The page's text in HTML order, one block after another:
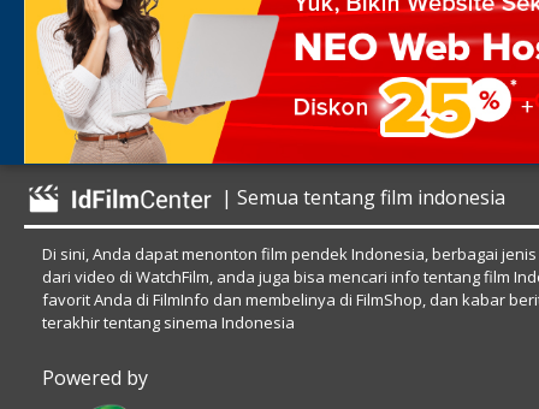
| Semua tentang film indonesia
Di sini, Anda dapat menonton film pendek Indonesia, berbagai
dari video di WatchFilm, anda juga bisa mencari info tentang film
favorit Anda di FilmInfo dan membelinya di FilmShop, dan kabar
terakhir tentang sinema Indonesia
Powered by